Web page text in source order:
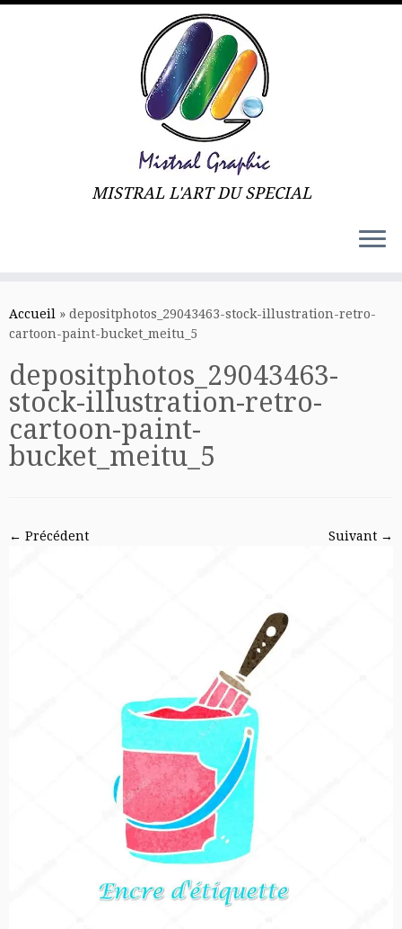
content
MISTRAL L'ART DU SPECIAL
Accueil » depositphotos_29043463-stock-illustration-retro-
cartoon-paint-bucket_meitu_5
depositphotos_29043463-
stock-illustration-retro-
cartoon-paint-
bucket_meitu_5
← Précédent Suivant →